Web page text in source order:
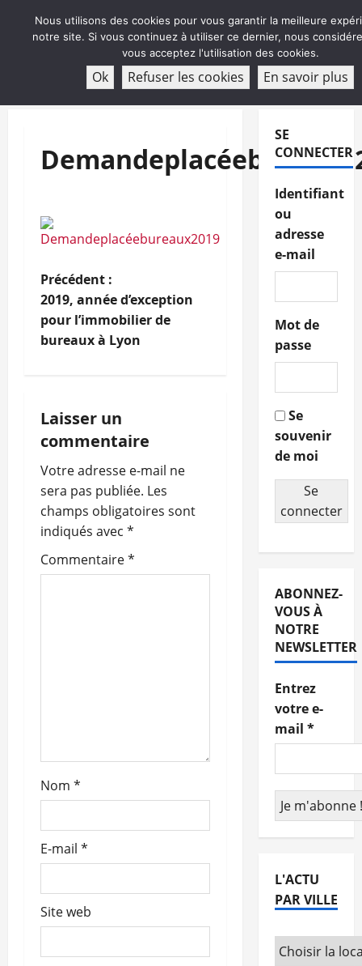
ABONNEMENT
N
a
v
g
a
t
i
o
t
i
c
l
e
Précédent :
2019, année d’exception
pour l’immobilier de
bureaux à Lyon
Laisser un
commentaire
Votre adresse e-mail ne
sera pas publiée. Les
champs obligatoires sont
indiqués avec *
Commentaire*
Nom *
E-mail *
Site web
SE
CONNECTER
Identifiant
ou
adresse
e-mail
Mot de
passe
Se
souvenir
de moi
Se
connecter
ABONNEZ-
VOUS À
NOTRE
NEWSLETTER
Entrez
votre e-
mail *
L'ACTU
PAR VILLE
Nous utilisons des cookies pour vous garantir la meilleure
notre site. Si vous continuez à utiliser ce dernier, nous
vous acceptez l'utilisation des cookies.
Ok Refuser les cookies En savoir plus